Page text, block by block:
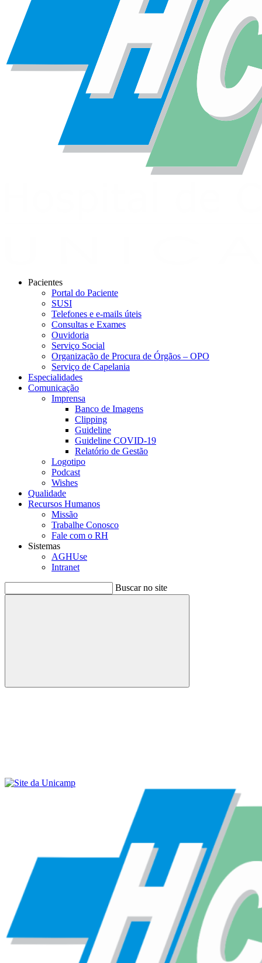
Pacientes
Portal do Paciente
SUSI
Telefones e e-mails úteis
Consultas e Exames
Ouvidoria
Serviço Social
Organização de Procura de Órgãos – OPO
Serviço de Capelania
Especialidades
Comunicação
Imprensa
Banco de Imagens
Clipping
Guideline
Guideline COVID-19
Relatório de Gestão
Logotipo
Podcast
Wishes
Qualidade
Recursos Humanos
Missão
Trabalhe Conosco
Fale com o RH
Sistemas
AGHUse
Intranet
Buscar no site
Buscar